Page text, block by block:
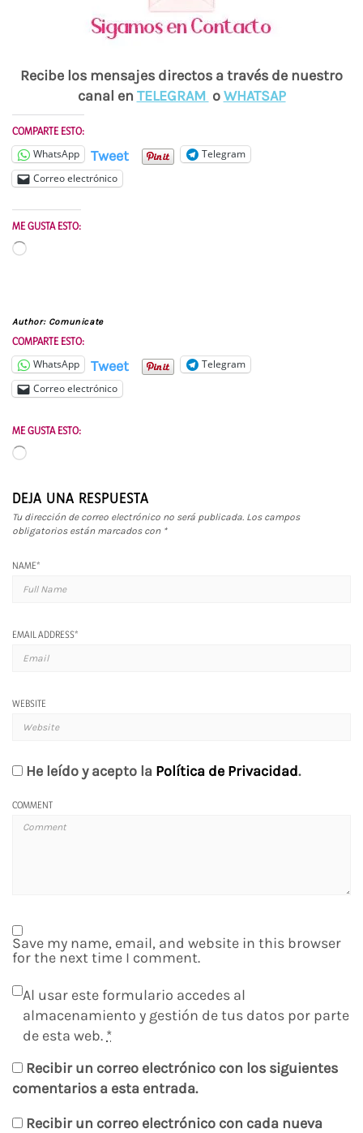
Recibe los mensajes directos a través de nuestro
canal en TELEGRAM oWHATSAP
COMPARTE ESTO:
WhatsApp Tweet
Telegram
Correo electrónico
ME GUSTA ESTO:
Cargando...
Author: Comunicate
COMPARTE ESTO:
WhatsApp Tweet
Telegram
Correo electrónico
ME GUSTA ESTO:
Cargando...
DEJA UNA RESPUESTA
Tu dirección de correo electrónico no será publicada. Los campos
obligatorios están marcados con *
NAME*
EMAIL ADDRESS*
WEBSITE
He leído y acepto la Política de Privacidad.
COMMENT
Save my name, email, and website in this browser
for the next time I comment.
Al usar este formulario accedes al
almacenamiento y gestión de tus datos por parte
de esta web. *
Recibir un correo electrónico con los siguientes
comentarios a esta entrada.
Recibir un correo electrónico con cada nueva